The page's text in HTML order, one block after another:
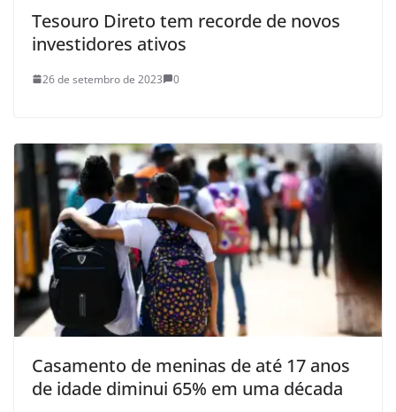
Tesouro Direto tem recorde de novos
investidores ativos
26 de setembro de 2023 0
Casamento de meninas de até 17 anos
de idade diminui 65% em uma década